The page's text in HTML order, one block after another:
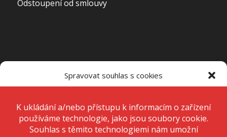
Spravovat souhlas s cookies
technologie, jako jsou soubory cookie. Děláme to, abychom zlepšili
zážitek z prohlížení a zobrazovali personalizované reklamy. Souhlas s
těmito technologiemi nám umožní zpracovávat údaje, jako je chování
při procházení nebo jedinečná ID na tomto webu. Nesouhlas nebo
Odstoupení od smlouvy
Pondělí – Pátek7:00 – 15:00
SobotaZavřeno